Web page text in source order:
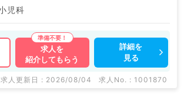
児科
求人を
紹介してもらう
詳細を
見る
求人更新日 : 2026/08/04 求人No. : 1001870